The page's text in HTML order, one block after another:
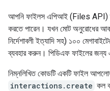
আপনি ফাইলস এপিআই (Files API)
করতে পারেন। যখন মোট অনুরোধের
নির্দেশাবলী ইত্যাদি সহ) ১০০
ব্যবহার করুন। পিডিএফ ফাইলের জন্য
নিম্নলিখিত কোডটি একটি ফাইল
interactions.create কল